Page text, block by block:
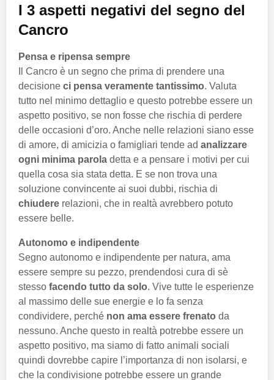
I 3 aspetti negativi del segno del
Cancro
Pensa e ripensa sempre
Il Cancro è un segno che prima di prendere una
decisione ci pensa veramente tantissimo. Valuta
tutto nel minimo dettaglio e questo potrebbe essere un
aspetto positivo, se non fosse che rischia di perdere
delle occasioni d’oro. Anche nelle relazioni siano esse
di amore, di amicizia o famigliari tende ad analizzare
ogni minima parola detta e a pensare i motivi per cui
quella cosa sia stata detta. E se non trova una
soluzione convincente ai suoi dubbi, rischia di
chiudere relazioni, che in realtà avrebbero potuto
essere belle.
Autonomo e indipendente
Segno autonomo e indipendente per natura, ama
essere sempre su pezzo, prendendosi cura di sè
stesso facendo tutto da solo. Vive tutte le esperienze
al massimo delle sue energie e lo fa senza
condividere, perché non ama essere frenato da
nessuno. Anche questo in realtà potrebbe essere un
aspetto positivo, ma siamo di fatto animali sociali
quindi dovrebbe capire l’importanza di non isolarsi, e
che la condivisione potrebbe essere un grande